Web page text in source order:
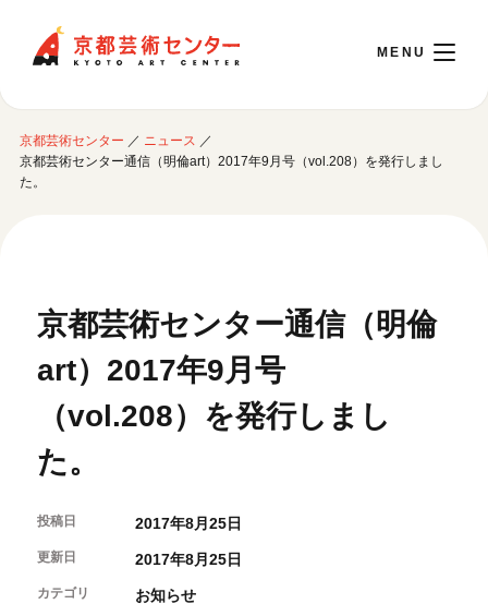
English
フェは11:00～18:00まで営業
ご利用案内
開館時間・アクセシビリティ
フロアガイド
交通アクセス
カフェ・ショップ
よくあるご質問
イベントに参加する
月間スケジュール
センターのプログラム・事業
制作室を使う
制作室について
制作室の使用方法・募集要項
京都芸術センター ／ ニュース ／
京都芸術センター通信（明倫art）2017年9月号（vol.208）を発行しまし
た。
京都芸術センター通信（明倫
art）2017年9月号
（vol.208）を発行しまし
た。
投稿日 2017年8月25日
更新日 2017年8月25日
カテゴリ お知らせ